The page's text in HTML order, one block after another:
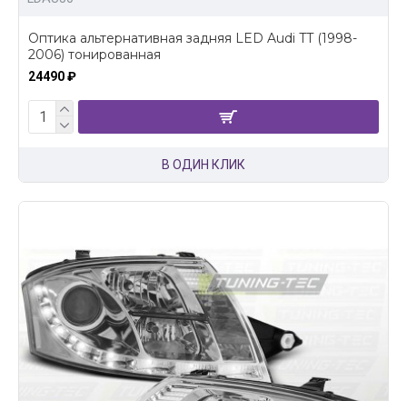
Оптика альтернативная задняя LED Audi TT (1998-
2006) тонированная
24490 ₽
В ОДИН КЛИК